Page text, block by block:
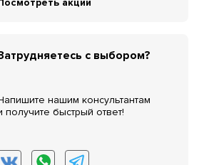
с выбором?
нашим консультантам
получите быстрый ответ!